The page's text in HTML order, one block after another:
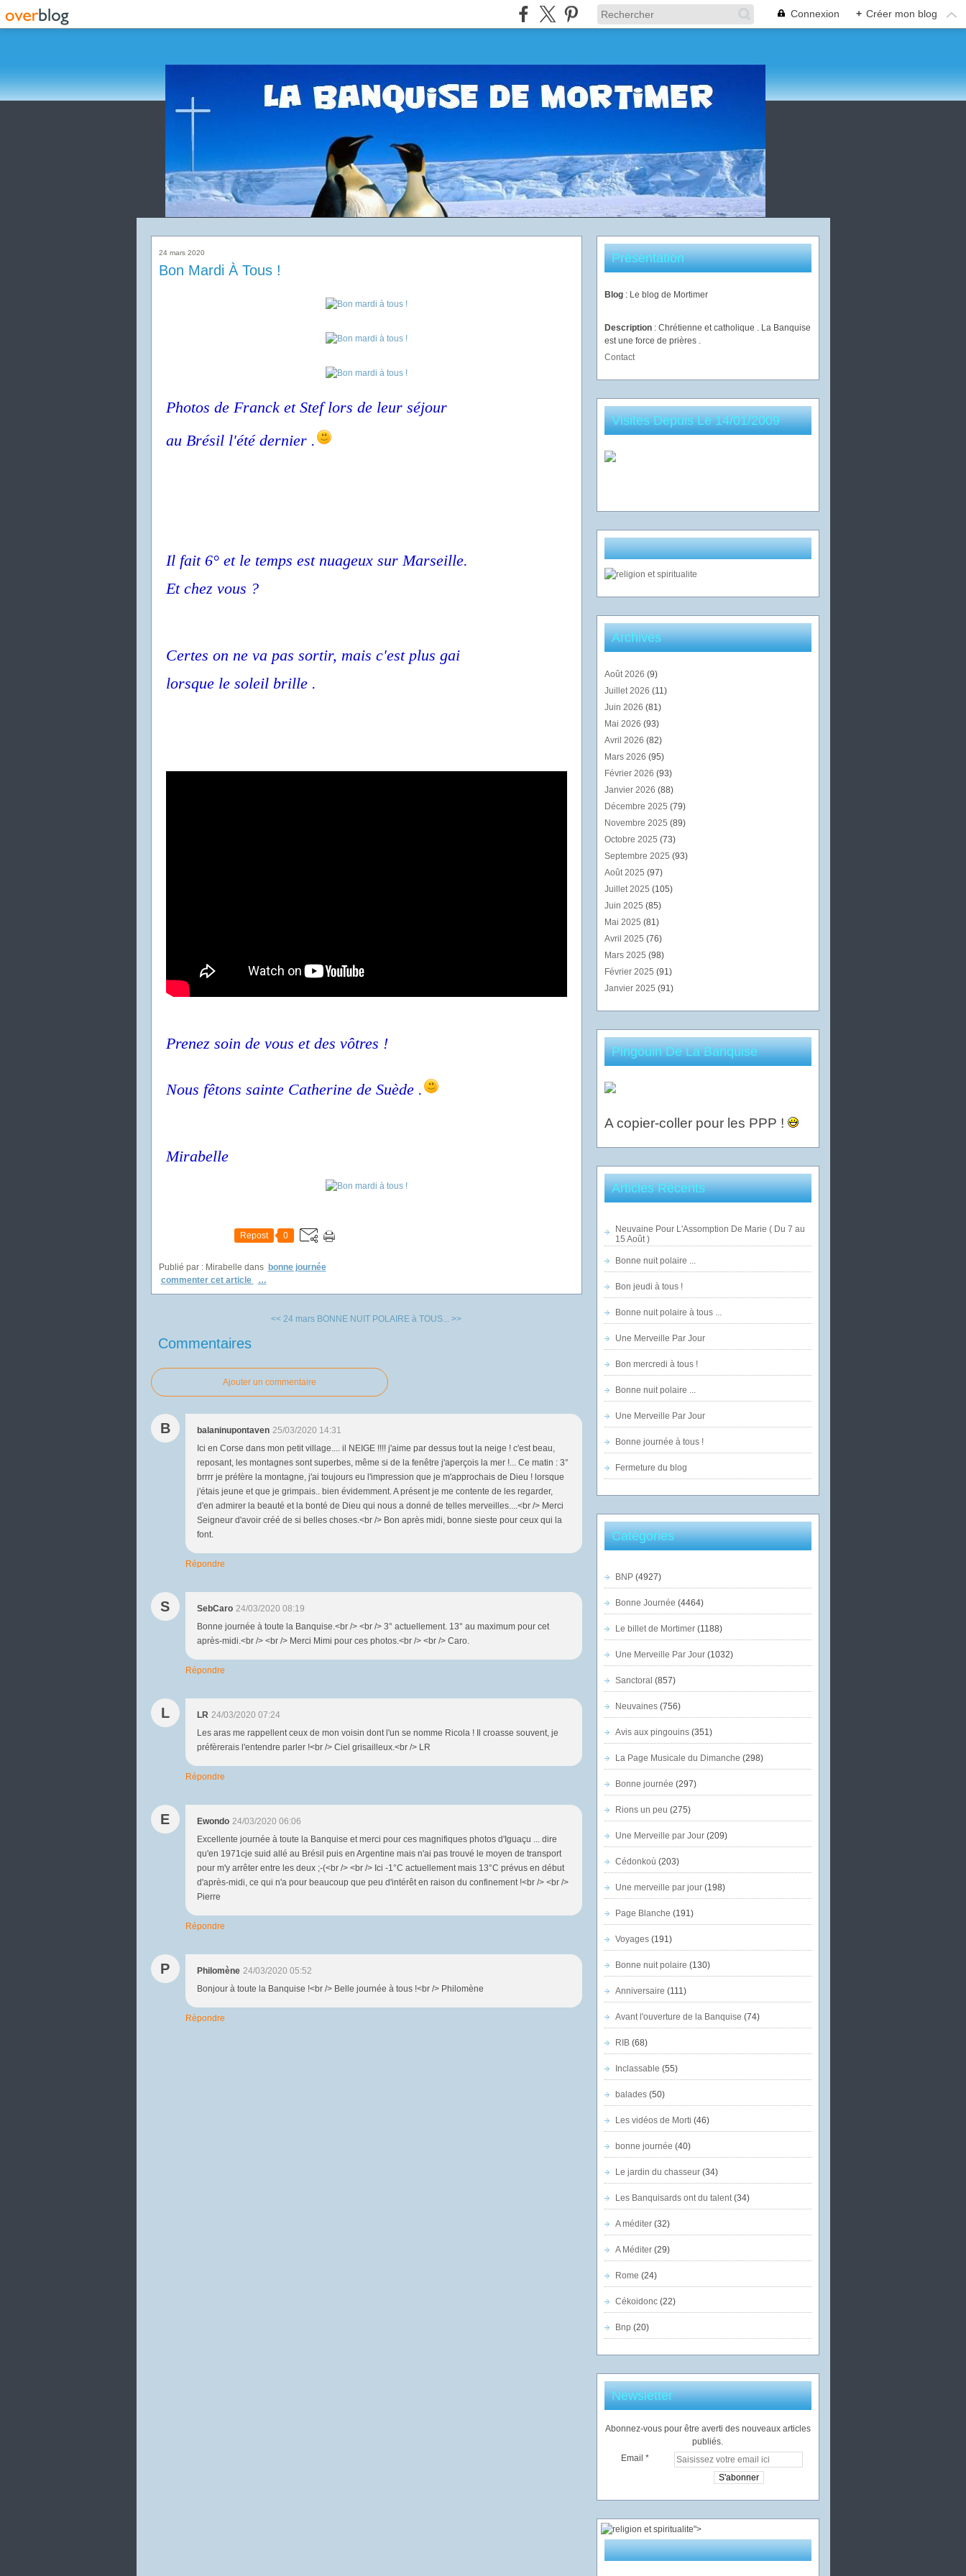
Connexion + Créer mon blog
24 mars 2020
Bon Mardi À Tous !
Photos de Franck et Stef lors de leur séjour
au Brésil l'été dernier .
Il fait 6° et le temps est nuageux sur Marseille.
Et chez vous ?
Certes on ne va pas sortir, mais c'est plus gai
lorsque le soleil brille .
Prenez soin de vous et des vôtres !
Nous fêtons sainte Catherine de Suède .
Mirabelle
Repost 0
Publié par : Mirabelle dans bonne journée
commenter cet article
…
<< 24 mars BONNE NUIT POLAIRE à TOUS... >>
Commentaires
Ajouter un commentaire
B balaninupontaven 25/03/2020 14:31
Ici en Corse dans mon petit village.... il NEIGE !!!! j'aime par dessus tout la neige ! c'est beau,
reposant, les montagnes sont superbes, même si de la fenêtre j'aperçois la mer !... Ce matin : 3°
brrrr je préfère la montagne, j'ai toujours eu l'impression que je m'approchais de Dieu ! lorsque
j'étais jeune et que je grimpais.. bien évidemment. A présent je me contente de les regarder,
d'en admirer la beauté et la bonté de Dieu qui nous a donné de telles merveilles....<br /> Merci
Seigneur d'avoir créé de si belles choses.<br /> Bon après midi, bonne sieste pour ceux qui la
font.
Répondre
S SebCaro 24/03/2020 08:19
Bonne journée à toute la Banquise.<br /> <br /> 3° actuellement. 13° au maximum pour cet
après-midi.<br /> <br /> Merci Mimi pour ces photos.<br /> <br /> Caro.
Répondre
L LR 24/03/2020 07:24
Les aras me rappellent ceux de mon voisin dont l'un se nomme Ricola ! Il croasse souvent, je
préfèrerais l'entendre parler !<br /> Ciel grisailleux.<br /> LR
Répondre
E Ewondo 24/03/2020 06:06
Excellente journée à toute la Banquise et merci pour ces magnifiques photos d'Iguaçu ... dire
qu'en 1971cje suid allé au Brésil puis en Argentine mais n'ai pas trouvé le moyen de transport
pour m'y arrêter entre les deux ;-(<br /> <br /> Ici -1°C actuellement mais 13°C prévus en début
d'après-midi, ce qui n'a pour beaucoup que peu d'intérêt en raison du confinement !<br /> <br />
Pierre
Répondre
P Philomène 24/03/2020 05:52
Bonjour à toute la Banquise !<br /> Belle journée à tous !<br /> Philomène
Répondre
Présentation
Blog : Le blog de Mortimer
Description : Chrétienne et catholique . La Banquise
est une force de prières .
Contact
Visites Depuis Le 14/01/2009
Archives
Août 2026 (9)
Juillet 2026 (11)
Juin 2026 (81)
Mai 2026 (93)
Avril 2026 (82)
Mars 2026 (95)
Février 2026 (93)
Janvier 2026 (88)
Décembre 2025 (79)
Novembre 2025 (89)
Octobre 2025 (73)
Septembre 2025 (93)
Août 2025 (97)
Juillet 2025 (105)
Juin 2025 (85)
Mai 2025 (81)
Avril 2025 (76)
Mars 2025 (98)
Février 2025 (91)
Janvier 2025 (91)
Pingouin De La Banquise
A copier-coller pour les PPP !
Articles Récents
Neuvaine Pour L'Assomption De Marie ( Du 7 au
15 Août )
Bonne nuit polaire ...
Bon jeudi à tous !
Bonne nuit polaire à tous ...
Une Merveille Par Jour
Bon mercredi à tous !
Bonne nuit polaire ...
Une Merveille Par Jour
Bonne journée à tous !
Fermeture du blog
Catégories
BNP(4927)
Bonne Journée (4464)
Le billet de Mortimer(1188)
Une Merveille Par Jour(1032)
Sanctoral (857)
Neuvaines(756)
Avis aux pingouins(351)
La Page Musicale du Dimanche (298)
Bonne journée (297)
Rions un peu (275)
Une Merveille par Jour(209)
Cédonkoù (203)
Une merveille par jour(198)
Page Blanche (191)
Voyages(191)
Bonne nuit polaire (130)
Anniversaire (111)
Avant l'ouverture de la Banquise (74)
RIB(68)
Inclassable (55)
balades(50)
Les vidéos de Morti (46)
bonne journée (40)
Le jardin du chasseur(34)
Les Banquisards ont du talent(34)
A méditer(32)
A Méditer(29)
Rome (24)
Cékoidonc(22)
Bnp (20)
Newsletter
Abonnez-vous pour être averti des nouveaux articles
publiés.
Email
">